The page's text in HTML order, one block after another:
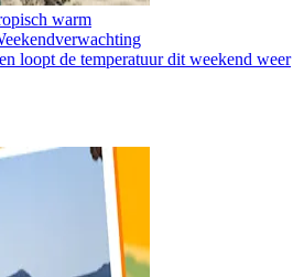
warm
loopt de temperatuur dit weekend weer